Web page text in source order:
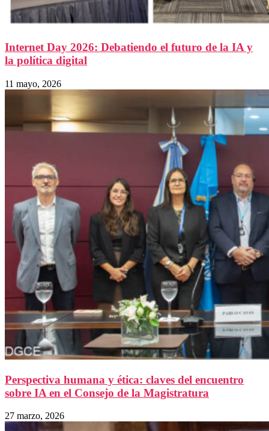
Internet Day 2026: Debatiendo el futuro de la IA y
la política digital
11 mayo, 2026
Perspectiva humana y ética: claves del encuentro
sobre IA en el Consejo de la Magistratura
27 marzo, 2026